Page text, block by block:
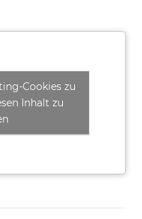
Cookies zu
Inhalt zu